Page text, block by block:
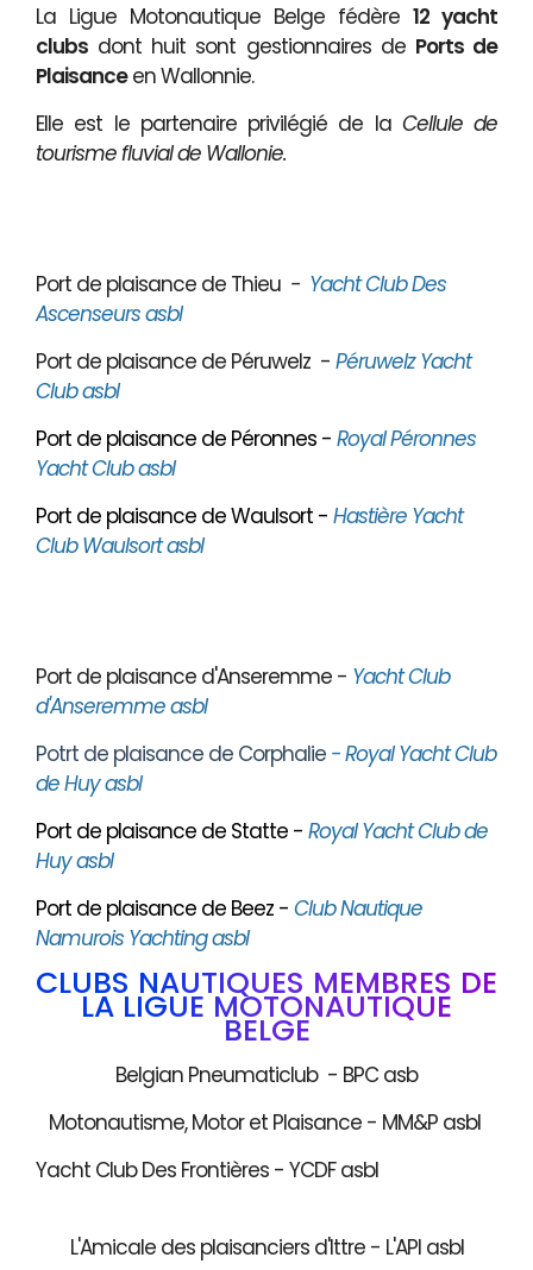
La Ligue Motonautique Belge fédère 12 yacht
clubs dont huit sont gestionnaires de Ports de
Plaisanceen Wallonnie.
Elle est le partenaire privilégié de la Cellule de
tourisme fluvial de Wallonie.
Port de plaisance de Thieu - Yacht Club Des
Ascenseurs asbl
Port de plaisance de Péruwelz - Péruwelz Yacht
Club asbl
Port de plaisance de Péronnes - Royal Péronnes
Yacht Club asbl
Port de plaisance de Waulsort - Hastière Yacht
Club Waulsort asbl
Port de plaisance d'Anseremme - Yacht Club
d'Anseremme asbl
Potrt de plaisance de Corphalie - Royal Yacht Club
de Huy asbl
Port de plaisance de Statte - Royal Yacht Club de
Huy asbl
Port de plaisance de Beez - Club Nautique
Namurois Yachting asbl
CLUBS NAUTIQUES MEMBRES DE
LA LIGUE MOTONAUTIQUE
BELGE
Belgian Pneumaticlub - BPC asb
Motonautisme, Motor et Plaisance - MM&P asbl
Yacht Club Des Frontières - YCDF asbl
L'Amicale des plaisanciers d'Ittre - L'API asbl